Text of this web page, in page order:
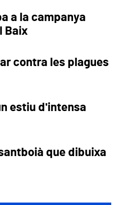
a la campanya
Baix
contra les plagues
estiu d'intensa
que dibuixa